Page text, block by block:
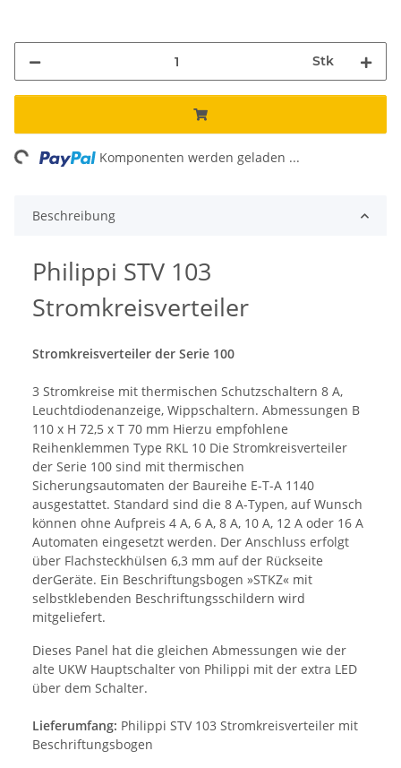
Stk
Komponenten werden geladen ...
Beschreibung
Philippi STV 103
Stromkreisverteiler
Stromkreisverteiler der Serie 100
3 Stromkreise mit thermischen Schutzschaltern 8 A,
Leuchtdiodenanzeige, Wippschaltern. Abmessungen B
110 x H 72,5 x T 70 mm Hierzu empfohlene
Reihenklemmen Type RKL 10 Die Stromkreisverteiler
der Serie 100 sind mit thermischen
Sicherungsautomaten der Baureihe E-T-A 1140
ausgestattet. Standard sind die 8 A-Typen, auf Wunsch
können ohne Aufpreis 4 A, 6 A, 8 A, 10 A, 12 A oder 16 A
Automaten eingesetzt werden. Der Anschluss erfolgt
über Flachsteckhülsen 6,3 mm auf der Rückseite
derGeräte. Ein Beschriftungsbogen »STKZ« mit
selbstklebenden Beschriftungsschildern wird
mitgeliefert.
Dieses Panel hat die gleichen Abmessungen wie der
alte UKW Hauptschalter von Philippi mit der extra LED
über dem Schalter.
Lieferumfang: Philippi STV 103 Stromkreisverteiler mit
Beschriftungsbogen